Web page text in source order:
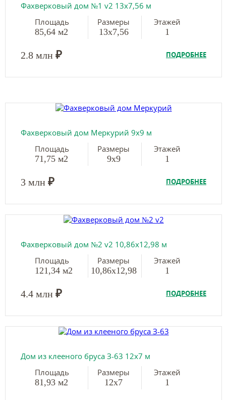
Фахверковый дом №1 v2 13х7,56 м
Площадь
85,64 м2
Размеры
13х7,56
Этажей
1
2.8 млн ₽ ПОДРОБНЕЕ
Фахверковый дом Меркурий 9х9 м
Площадь
71,75 м2
Размеры
9х9
Этажей
1
3 млн ₽ ПОДРОБНЕЕ
Фахверковый дом №2 v2 10,86х12,98 м
Площадь
121,34 м2
Размеры
10,86х12,98
Этажей
1
4.4 млн ₽ ПОДРОБНЕЕ
Дом из клееного бруса З-63 12х7 м
Площадь
81,93 м2
Размеры
12х7
Этажей
1